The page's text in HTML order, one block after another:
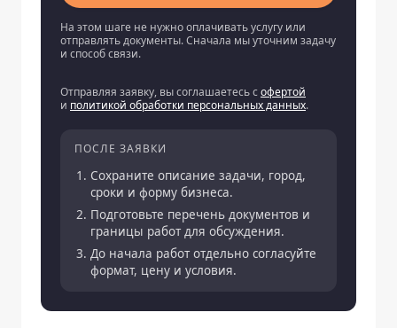
На этом шаге не нужно оплачивать услугу или
отправлять документы. Сначала мы уточним задачу
и способ связи.
Отправляя заявку, вы соглашаетесь софертой
и политикой обработки персональных данных.
ПОСЛЕ ЗАЯВКИ
Сохраните описание задачи, город,
сроки и форму бизнеса.
Подготовьте перечень документов и
границы работ для обсуждения.
До начала работ отдельно согласуйте
формат, цену и условия.